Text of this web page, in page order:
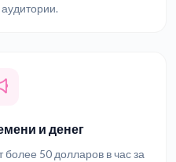
и денег
более 50 долларов в час за